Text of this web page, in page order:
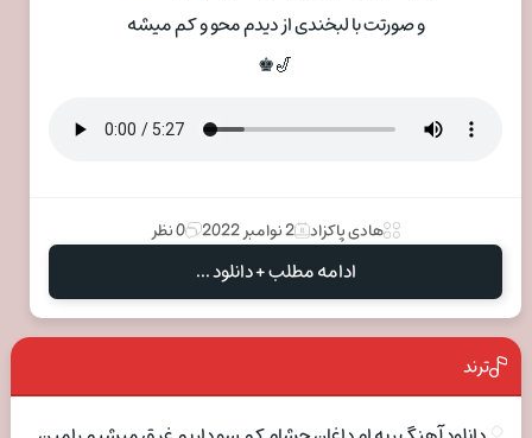
و صورتت با لبخندی از دیدم محو و کم میشه
🎷♚
هادی پاکزاد 2 نوامبر 2022 0 نظر
ادامه مطلب + دانلود ...
ترند